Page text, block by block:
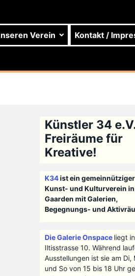
Verein Kontakt /
Künstler 34
Freiräume für
Kreative!
K34ist ein gemeinnütziger
Kunst- und Kulturverein in
Gaarden mit Galerien,
Begegnungs- und
Die Galerie Onspace liegt
Iltisstrasse 10. Während
Ausstellungen ist sie am Di,
und So von 15 bis 18 Uhr